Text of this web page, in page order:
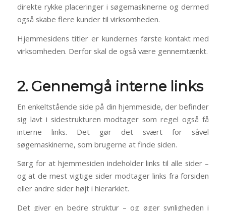
direkte rykke placeringer i søgemaskinerne og dermed
også skabe flere kunder til virksomheden.
Hjemmesidens titler er kundernes første kontakt med
virksomheden. Derfor skal de også være gennemtænkt.
2. Gennemgå interne links
En enkeltstående side på din hjemmeside, der befinder
sig lavt i sidestrukturen modtager som regel også få
interne links. Det gør det svært for såvel
søgemaskinerne, som brugerne at finde siden.
Sørg for at hjemmesiden indeholder links til alle sider –
og at de mest vigtige sider modtager links fra forsiden
eller andre sider højt i hierarkiet.
Det giver en bedre struktur – og øger synligheden i